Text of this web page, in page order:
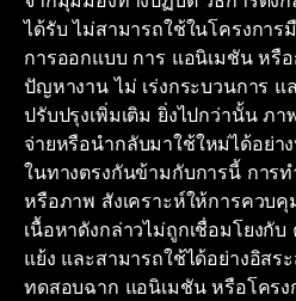
ได้รับ ไม่สามารถใช้ในโครงกา
การออกแบบ การ แอนิเมชัน หรื
ปัญหางาน ไม่ เร่งกระบวนการ แ
ปรับปรุงเพิ่มเติม ยิ่งไปกว่านั้น ภ
จ่ายหรือนำกลับมาใช้ใหม่ได้อย่า
ในทางตรงกันข้ามกับการนี้ การ
หรือภาพ สังเคราะห์ให้การควบ
เนื้อหาดังกล่าวไม่ถูกเชื่อมโยงกั
แย้ง และสามารถใช้ได้อย่างอิสร
ทดสอบฉาก แอนิเมชัน หรือโครง